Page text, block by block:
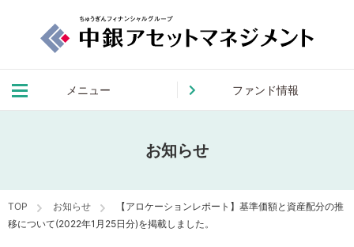
メニュー ファンド情報
お知らせ
TOP お知らせ
【アロケーションレポート】基準価額と資産配分の推
移について(2022年1月25日分)を掲載しました。